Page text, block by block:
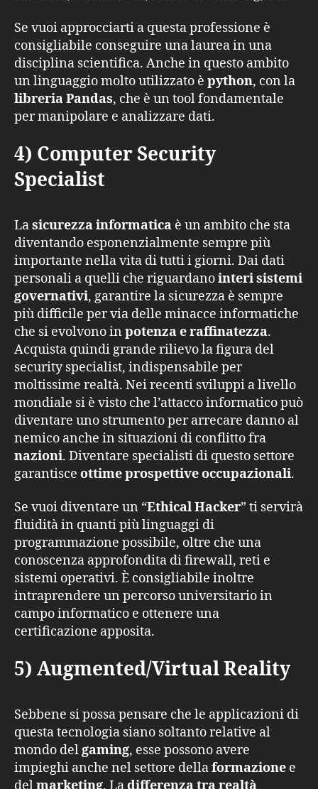
Se vuoi approcciarti a questa professione è
consigliabile conseguire una laurea in una
disciplina scientifica. Anche in questo ambito
un linguaggio molto utilizzato è python, con la
libreria Pandas, che è un tool fondamentale
per manipolare e analizzare dati.
4) Computer Security
Specialist
Lasicurezza informatica è un ambito che sta
diventando esponenzialmente sempre più
importante nella vita di tutti i giorni. Dai dati
personali a quelli che riguardanointeri sistemi
governativi, garantire la sicurezza è sempre
più difficile per via delle minacce informatiche
che si evolvono in potenza e raffinatezza.
Acquista quindi grande rilievo la figura del
security specialist, indispensabile per
moltissime realtà. Nei recenti sviluppi a livello
mondiale si è visto che l’attacco informatico può
diventare uno strumento per arrecare danno al
nemico anche in situazioni di conflitto fra
nazioni. Diventare specialisti di questo settore
garantisce ottime prospettive occupazionali.
Se vuoi diventare un “Ethical Hacker” ti servirà
fluidità in quanti più linguaggi di
programmazione possibile, oltre che una
conoscenza approfondita di firewall, reti e
sistemi operativi. È consigliabile inoltre
intraprendere un percorso universitario in
campo informatico e ottenere una
certificazione apposita.
5) Augmented/Virtual Reality
Sebbene si possa pensare che le applicazioni di
questa tecnologia siano soltanto relative al
mondo del gaming, esse possono avere
impieghi anche nel settore dellaformazione e
delmarketing. Ladifferenza tra realtà